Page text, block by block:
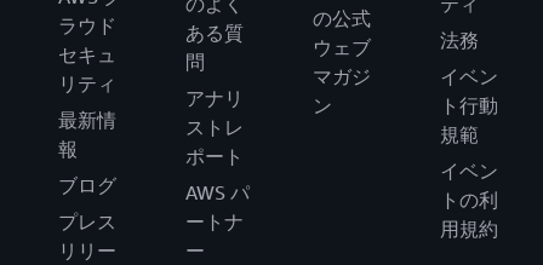
ラウド
セキュ
リティ
最新情
報
ブログ
プレス
リリー
ある質
問
アナリ
ストレ
ポート
AWS パ
ートナ
ー
の公式
ウェブ
マガジ
ン
法務
イベン
ト行動
規範
イベン
トの利
用規約